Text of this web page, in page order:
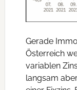
Gerade
Österreich
variablen
langsam